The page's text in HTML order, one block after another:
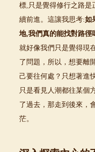
標,只是覺得修行之路是
續前進。這讓我思考:如
地,我們真的能找對路徑
就好像我們只是覺得現
了問題，所以，想要離
己要往何處？只想著進
只是看見人潮都往某個
了過去，那走到後來，
茫。